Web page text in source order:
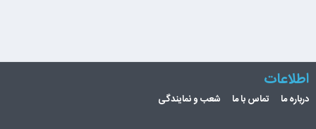
اطلاعات
درباره ما تماس با ما شعب و نمایندگی